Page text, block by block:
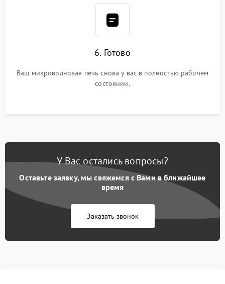
6. Готово
Ваш микроволновая печь снова у вас в полностью рабочем
состоянии.
У Вас остались вопросы?
Оставьте заявку, мы свяжемся с Вами в ближайшее
время
Заказать звонок